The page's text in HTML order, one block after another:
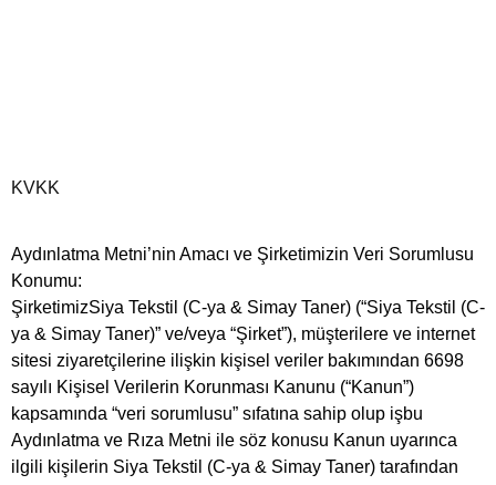
KVKK
Aydınlatma Metni’nin Amacı ve Şirketimizin Veri Sorumlusu
Konumu:
ŞirketimizSiya Tekstil (C-ya & Simay Taner) (“Siya Tekstil (C-
ya & Simay Taner)” ve/veya “Şirket”), müşterilere ve internet
sitesi ziyaretçilerine ilişkin kişisel veriler bakımından 6698
sayılı Kişisel Verilerin Korunması Kanunu (“Kanun”)
kapsamında “veri sorumlusu” sıfatına sahip olup işbu
Aydınlatma ve Rıza Metni ile söz konusu Kanun uyarınca
ilgili kişilerin Siya Tekstil (C-ya & Simay Taner) tarafından